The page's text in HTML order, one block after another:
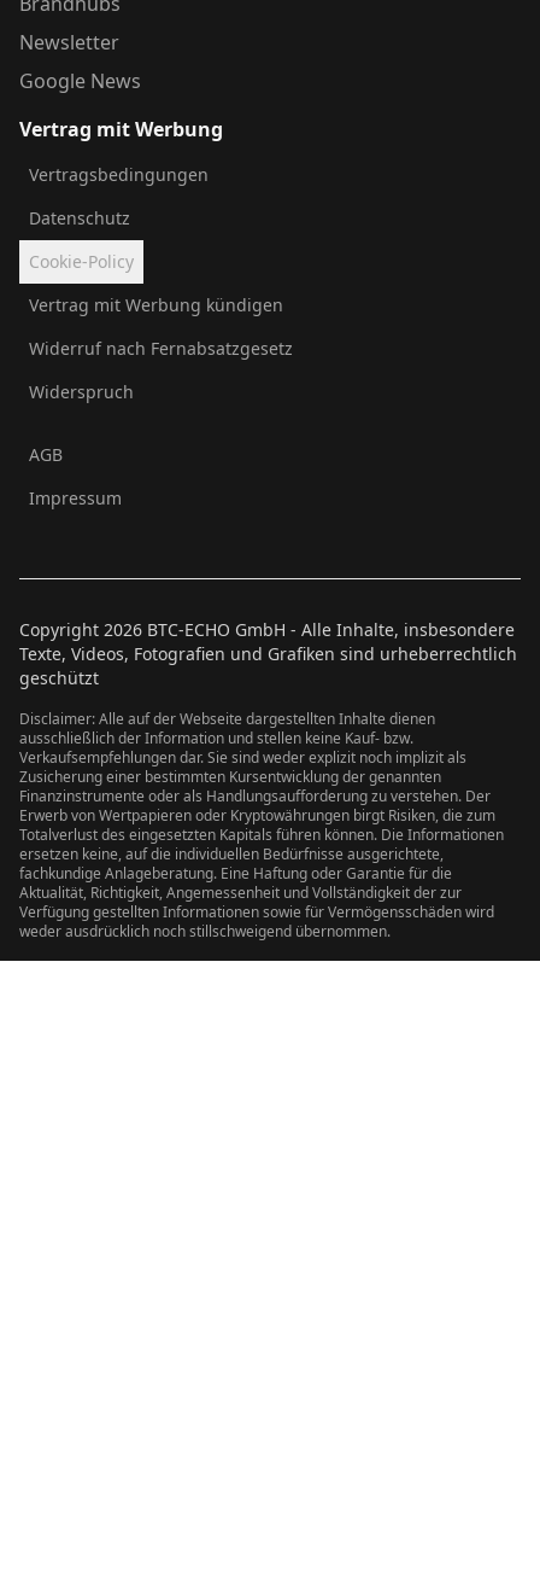
Newsletter
Google News
Vertrag mit Werbung
Vertragsbedingungen
Datenschutz
Cookie-Policy
Vertrag mit Werbung kündigen
Widerruf nach Fernabsatzgesetz
Widerspruch
AGB
Impressum
Copyright 2026 BTC-ECHO GmbH - Alle Inhalte, insbesondere
Texte, Videos, Fotografien und Grafiken sind urheberrechtlich
geschützt
Disclaimer: Alle auf der Webseite dargestellten Inhalte dienen
ausschließlich der Information und stellen keine Kauf- bzw.
Verkaufsempfehlungen dar. Sie sind weder explizit noch implizit als
Zusicherung einer bestimmten Kursentwicklung der genannten
Finanzinstrumente oder als Handlungsaufforderung zu verstehen. Der
Erwerb von Wertpapieren oder Kryptowährungen birgt Risiken, die zum
Totalverlust des eingesetzten Kapitals führen können. Die Informationen
ersetzen keine, auf die individuellen Bedürfnisse ausgerichtete,
fachkundige Anlageberatung. Eine Haftung oder Garantie für die
Aktualität, Richtigkeit, Angemessenheit und Vollständigkeit der zur
Verfügung gestellten Informationen sowie für Vermögensschäden wird
weder ausdrücklich noch stillschweigend übernommen.